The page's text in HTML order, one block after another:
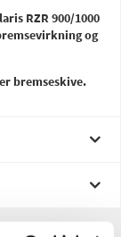
RZR 900/1000
og
bremseskive.